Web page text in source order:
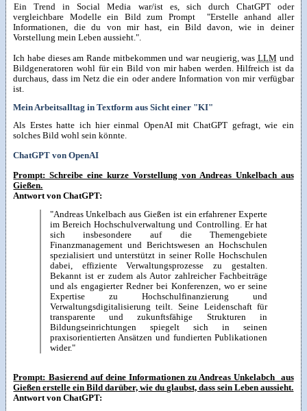
Ein Trend in Social Media war/ist es, sich durch ChatGPT oder
vergleichbare Modelle ein Bild zum Prompt "Erstelle anhand aller
Informationen, die du von mir hast, ein Bild davon, wie in deiner
Vorstellung mein Leben aussieht.".
Ich habe dieses am Rande mitbekommen und war neugierig, was LLM und
Bildgeneratoren wohl für ein Bild von mir haben werden. Hilfreich ist da
durchaus, dass im Netz die ein oder andere Information von mir verfügbar
ist.
Mein Arbeitsalltag in Textform aus Sicht einer "KI"
Als Erstes hatte ich hier einmal OpenAI mit ChatGPT gefragt, wie ein
solches Bild wohl sein könnte.
ChatGPT von OpenAI
Prompt: Schreibe eine kurze Vorstellung von Andreas Unkelbach aus
Gießen.
Antwort von ChatGPT:
"Andreas Unkelbach aus Gießen ist ein erfahrener Experte
im Bereich Hochschulverwaltung und Controlling. Er hat
sich insbesondere auf die Themengebiete
Finanzmanagement und Berichtswesen an Hochschulen
spezialisiert und unterstützt in seiner Rolle Hochschulen
dabei, effiziente Verwaltungsprozesse zu gestalten.
Bekannt ist er zudem als Autor zahlreicher Fachbeiträge
und als engagierter Redner bei Konferenzen, wo er seine
Expertise zu Hochschulfinanzierung und
Verwaltungsdigitalisierung teilt. Seine Leidenschaft für
transparente und zukunftsfähige Strukturen in
Bildungseinrichtungen spiegelt sich in seinen
praxisorientierten Ansätzen und fundierten Publikationen
wider."
Prompt: Basierend auf deine Informationen zu Andreas Unkelabch aus
Gießen erstelle ein Bild darüber, wie du glaubst, dass sein Leben aussieht.
Antwort von ChatGPT: